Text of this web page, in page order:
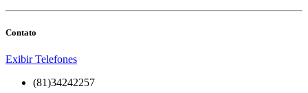
Contato
Exibir Telefones
(81)34242257